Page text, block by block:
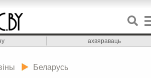
ахвяраваць
Беларусь